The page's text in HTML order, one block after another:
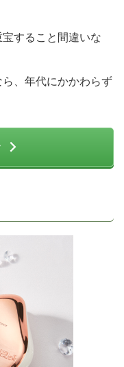
すること間違いな
、年代にかかわらず